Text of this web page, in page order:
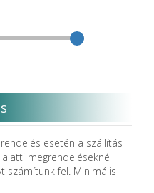
Ltd.
esetén a szállítás
megrendeléseknél
számítunk fel. Minimális